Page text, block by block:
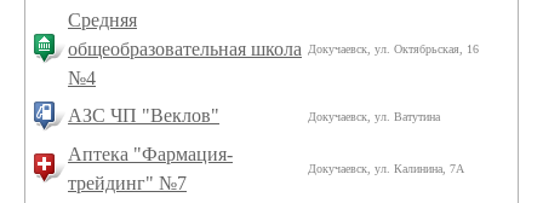
Средняя
общеобразовательная школа
№4
Докучаевск, ул. Октябрьская, 16
АЗС ЧП "Веклов" Докучаевск, ул. Ватутина
Аптека "Фармация-
трейдинг" №7
Докучаевск, ул. Калинина, 7А